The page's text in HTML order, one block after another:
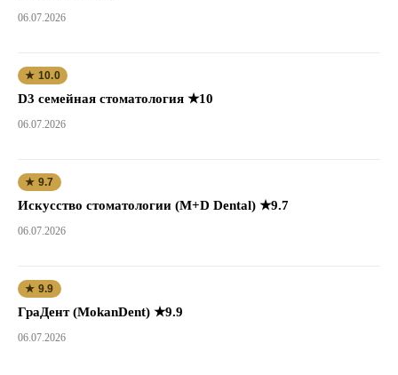
06.07.2026
★ 10.0
D3 семейная стоматология ★10
06.07.2026
★ 9.7
Искусство стоматологии (M+D Dental) ★9.7
06.07.2026
★ 9.9
ГраДент (MokanDent) ★9.9
06.07.2026